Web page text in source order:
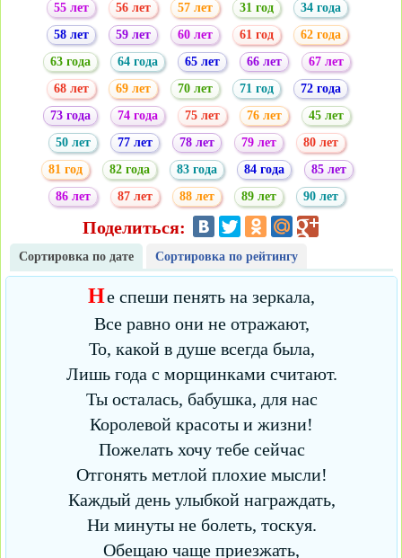
55 лет
56 лет 57 лет 31 год
34 года
58 лет
59 лет 60 лет 61 год
62 года
63 года
64 года 65 лет 66 лет
67 лет
68 лет
69 лет 70 лет 71 год
72 года
73 года
74 года 75 лет 76 лет
45 лет
50 лет
77 лет 78 лет 79 лет
80 лет
81 год
82 года 83 года 84 года
85 лет
86 лет
87 лет 88 лет 89 лет 90 лет
Поделиться:
Сортировка по дате Сортировка по рейтингу
Не спеши пенять на зеркала,
Все равно они не отражают,
То, какой в душе всегда была,
Лишь года с морщинками считают.
Ты осталась, бабушка, для нас
Королевой красоты и жизни!
Пожелать хочу тебе сейчас
Отгонять метлой плохие мысли!
Каждый день улыбкой награждать,
Ни минуты не болеть, тоскуя.
Обещаю чаще приезжать,